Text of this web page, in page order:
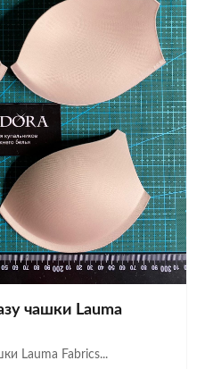
чашки Lauma
Lauma Fabrics...